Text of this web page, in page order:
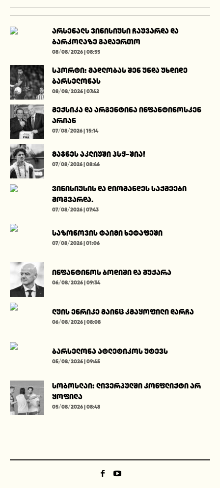
არსენალს ვინისიუსი ჩაუვარდა და
ბარკოლაზე გადაერთო
08/08/2026 | 08:55
სპორტი: მადლობას შენ უნდა უხდიდე
ბარსელონას
08/08/2026 | 07:42
მექსიკა და არგენტინა ინფანტინოსკენ
არიან
07/08/2026 | 15:14
მაგნეს აკლიუში პსჟ-შია!
07/08/2026 | 08:46
ვინისიუსის და დიომანდეს საქმეები
მოგვარდა.
07/08/2026 | 07:43
საზონოვის ტაიმი ხეტაფეში
07/08/2026 | 01:06
ინფანტინოს ბოდიში და მუქარა
06/08/2026 | 09:34
ლუის ენრიკე მაინც კმაყოფილი დარჩა
06/08/2026 | 08:08
ბარსელონა ატლეტიკოს უტევს
05/08/2026 | 09:45
სობოსლაი: ლივერპულში კონფლიქტი არ
ყოფილა
05/08/2026 | 08:48